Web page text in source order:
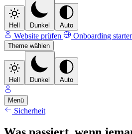
Hell Dunkel Auto
Website prüfen Onboarding
Theme wählen
Hell Dunkel Auto
Menü
Sicherheit